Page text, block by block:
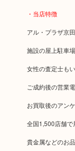
・当店特徴
アル・プラザ京
施設の屋上駐車
女性の査定士も
ご成約後の営業
お買取後のアン
全国1,500店舗で
貴金属などのお